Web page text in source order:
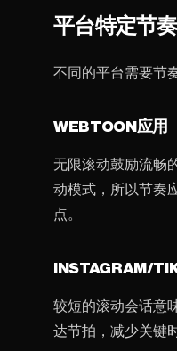
平台特定节奏
不同的平台需要节
WEBTOON应用
无限滚动鼓励流畅
动模式，所以节奏
点。
INSTAGRAM/
较短的滚动会话意
达节拍，减少关键